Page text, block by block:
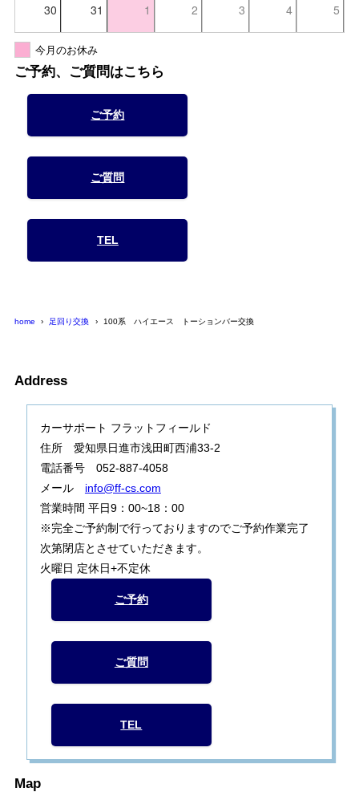
30 31 1 2 3 4 5
今月のお休み
ご予約、ご質問はこちら
ご予約
ご質問
TEL
home 足回り交換 100系 ハイエース トーションバー交換
Address
カーサポート フラットフィールド
住所 愛知県日進市浅田町西浦33-2
電話番号 052-887-4058
メール info@ff-cs.com
営業時間 平日9：00~18：00
※完全ご予約制で行っておりますのでご予約作業完了
次第閉店とさせていただきます。
火曜日 定休日+不定休
ご予約
ご質問
TEL
Map